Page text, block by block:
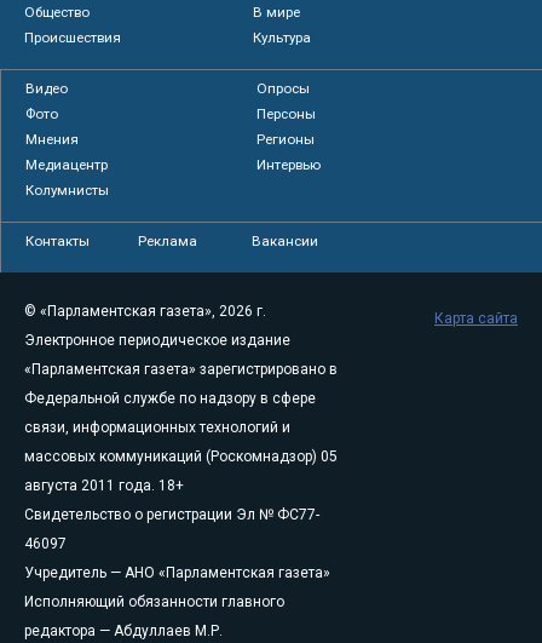
Общество
В мире
Происшествия
Культура
Видео
Опросы
Фото
Персоны
Мнения
Регионы
Медиацентр
Интервью
Колумнисты
Контакты Реклама Вакансии
© «Парламентская газета», 2026 г.
Электронное периодическое издание
«Парламентская газета» зарегистрировано в
Федеральной службе по надзору в сфере
связи, информационных технологий и
массовых коммуникаций (Роскомнадзор) 05
августа 2011 года. 18+
Свидетельство о регистрации Эл № ФС77-
46097
Учредитель — АНО «Парламентская газета»
Исполняющий обязанности главного
редактора — Абдуллаев М.Р.
Карта сайта